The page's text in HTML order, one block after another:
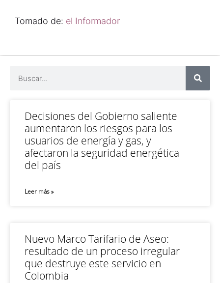
Tomado de: el Informador
Decisiones del Gobierno saliente
aumentaron los riesgos para los
usuarios de energía y gas, y
afectaron la seguridad energética
del país
Leer más »
Nuevo Marco Tarifario de Aseo:
resultado de un proceso irregular
que destruye este servicio en
Colombia